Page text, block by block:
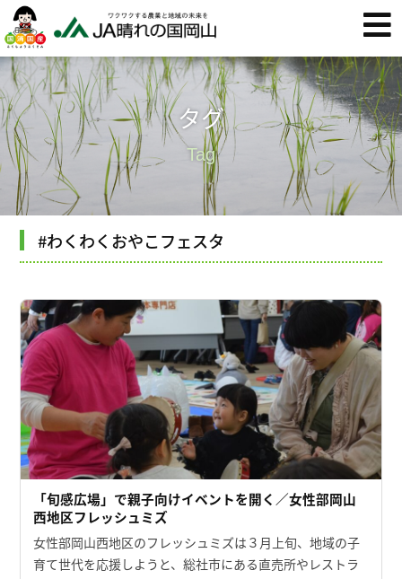
タグ
Tag
#わくわくおやこフェスタ
「旬感広場」で親子向けイベントを開く／女性部岡山
西地区フレッシュミズ
女性部岡山西地区のフレッシュミズは３月上旬、地域の子
育て世代を応援しようと、総社市にある直売所やレストラ